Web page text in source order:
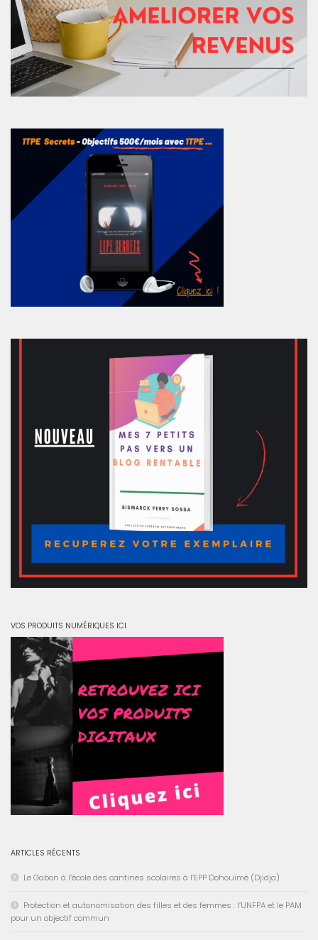
VOS PRODUITS NUMÉRIQUES ICI
ARTICLES RÉCENTS
Le Gabon à l’école des cantines scolaires à l’EPP Dohouimè (Djidja)
Protection et autonomisation des filles et des femmes : l’UNFPA et le PAM
pour un objectif commun